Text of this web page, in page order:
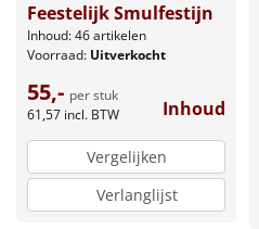
Feestelijk Smulfestijn
Inhoud: 46 artikelen
Voorraad: Uitverkocht
55,- per stuk
61,57 incl. BTW Inhoud
Vergelijken
Verlanglijst